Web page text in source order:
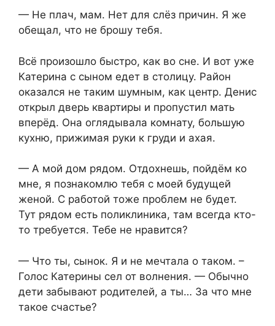
— Не плач, мам. Нет для слёз причин. Я же
обещал, что не брошу тебя.
Всё произошло быстро, как во сне. И вот уже
Катерина с сыном едет в столицу. Район
оказался не таким шумным, как центр. Денис
открыл дверь квартиры и пропустил мать
вперёд. Она оглядывала комнату, большую
кухню, прижимая руки к груди и ахая.
— А мой дом рядом. Отдохнешь, пойдём ко
мне, я познакомлю тебя с моей будущей
женой. С работой тоже проблем не будет.
Тут рядом есть поликлиника, там всегда кто-
то требуется. Тебе не нравится?
— Что ты, сынок. Я и не мечтала о таком. –
Голос Катерины сел от волнения. — Обычно
дети забывают родителей, а ты… За что мне
такое счастье?